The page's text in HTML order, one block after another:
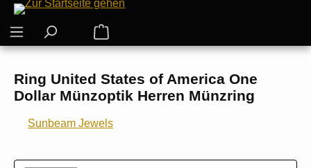
Zum Hauptinhalt springen
Warenkorb enthält 0 Positionen. Der
Ring United States of America One
Dollar Münzoptik Herren Münzring
Sunbeam Jewels